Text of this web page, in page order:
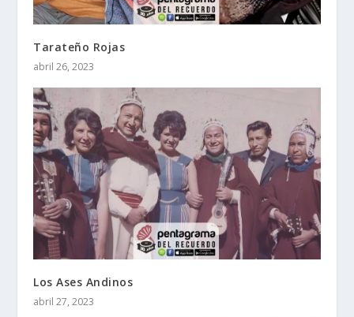
Tarateño Rojas
abril 26, 2023
Los Ases Andinos
abril 27, 2023